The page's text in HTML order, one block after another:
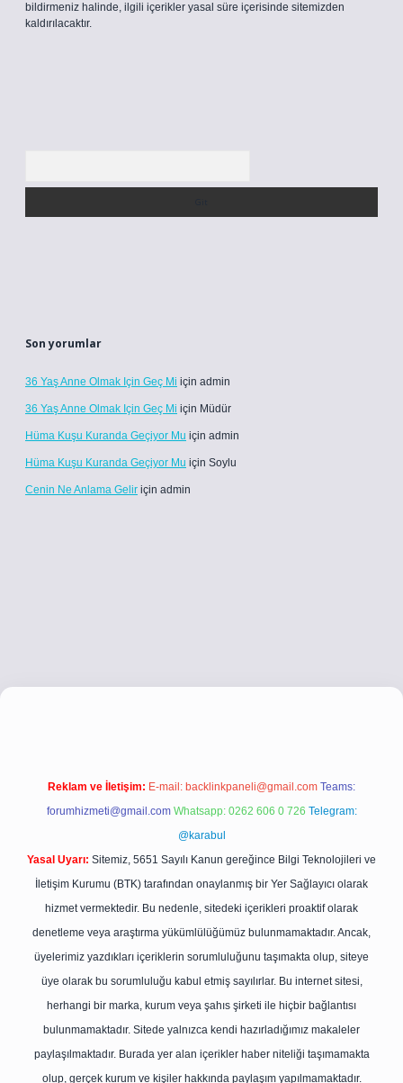
bildirmeniz halinde, ilgili içerikler yasal süre içerisinde sitemizden
kaldırılacaktır.
Son yorumlar
36 Yaş Anne Olmak Için Geç Mi için admin
36 Yaş Anne Olmak Için Geç Mi için Müdür
Hüma Kuşu Kuranda Geçiyor Mu için admin
Hüma Kuşu Kuranda Geçiyor Mu için Soylu
Cenin Ne Anlama Gelir için admin
betci.cobetci girişbetci girişhiltonbet yeni giriş
Reklam ve İletişim: E-mail: backlinkpaneli@gmail.com Teams:
forumhizmeti@gmail.com Whatsapp: 0262 606 0 726 Telegram:
@karabul
Yasal Uyarı: Sitemiz, 5651 Sayılı Kanun gereğince Bilgi Teknolojileri ve
İletişim Kurumu (BTK) tarafından onaylanmış bir Yer Sağlayıcı olarak
hizmet vermektedir. Bu nedenle, sitedeki içerikleri proaktif olarak
denetleme veya araştırma yükümlülüğümüz bulunmamaktadır. Ancak,
üyelerimiz yazdıkları içeriklerin sorumluluğunu taşımakta olup, siteye
üye olarak bu sorumluluğu kabul etmiş sayılırlar. Bu internet sitesi,
herhangi bir marka, kurum veya şahıs şirketi ile hiçbir bağlantısı
bulunmamaktadır. Sitede yalnızca kendi hazırladığımız makaleler
paylaşılmaktadır. Burada yer alan içerikler haber niteliği taşımamakta
olup, gerçek kurum ve kişiler hakkında paylaşım yapılmamaktadır.